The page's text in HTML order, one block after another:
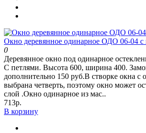
Окно деревянное одинарное ОДО 06-04 с
0
Деревянное окно под одинарное
С петлями. Высота 600, ширина 400.
дополнительно 150 руб.В створке окна с
выбрана четверть, поэтому окно может
слой .Окно одинарное из мас..
713р.
В корзину